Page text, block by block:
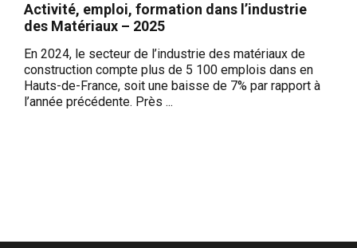
Activité, emploi, formation dans l’industrie
des Matériaux – 2025
En 2024, le secteur de l’industrie des matériaux de
construction compte plus de 5 100 emplois dans en
Hauts-de-France, soit une baisse de 7% par rapport à
l’année précédente. Près ...